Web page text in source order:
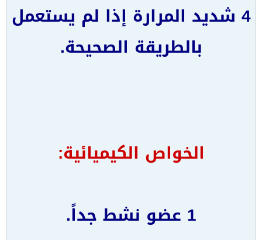
4 شديد المرارة إذا لم يستعمل
بالطريقة الصحيحة.
الخواص الكيميائية:
1 عضو نشط جداً.